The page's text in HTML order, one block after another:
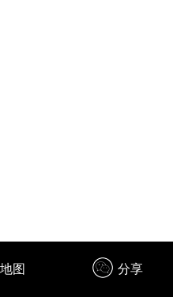
地图 分享